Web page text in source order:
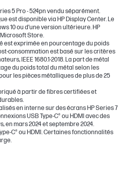
5 Pro - 524pn vendu séparément.
est disponible via HP Display Center. Le
10 ou d’une version ultérieure. HP
Store.
est exprimée en pourcentage du poids
consommation est basé sur les critères
IEEE 1680.1-2018. La part de métal
du poids total du métal selon les
les pièces métalliques de plus de 25
à partir de fibres certifiées et
en interne sur des écrans HP Series 7
USB Type-C® ou HDMI avec des
en mars 2024 et septembre 2024.
C® ou HDMI. Certaines fonctionnalités